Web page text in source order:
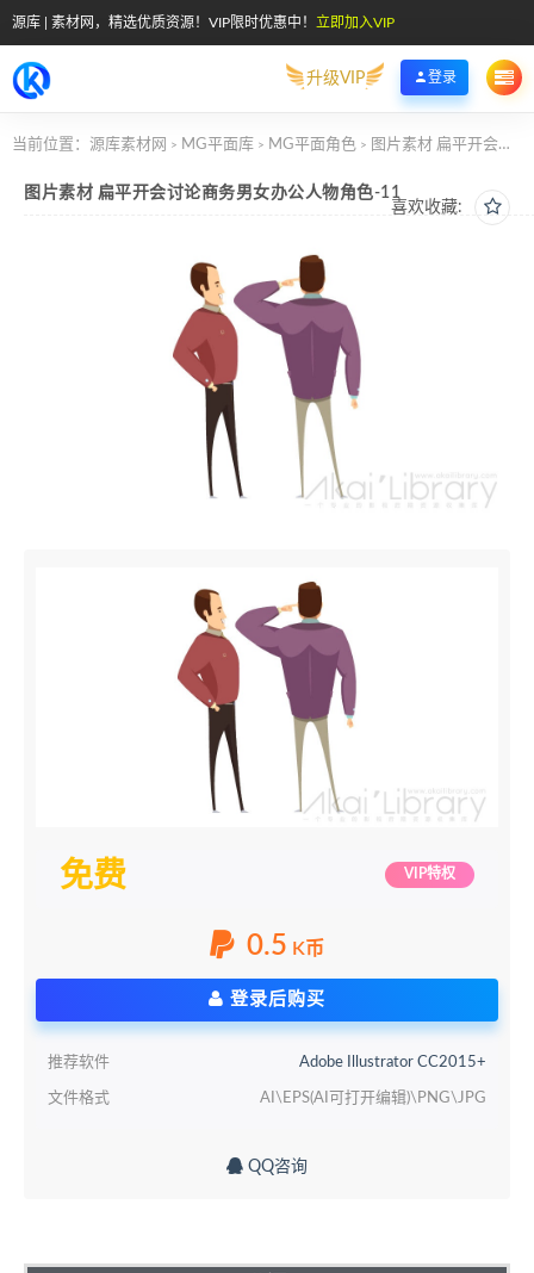
源库 | 素材网，精选优质资源！VIP限时优惠中！ 立即加入VIP
升级VIP 登录
当前位置： 源库素材网 > MG平面库 > MG平面角色 > 图片素材 扁平开会讨论商务男女办公人物角色-11
喜欢收藏:
图片素材 扁平开会讨论商务男女办公人物角色-11
免费 VIP特权
0.5 K币
登录后购买
推荐软件 Adobe Illustrator CC2015+
文件格式 AI\EPS(AI可打开编辑)\PNG\JPG
QQ咨询